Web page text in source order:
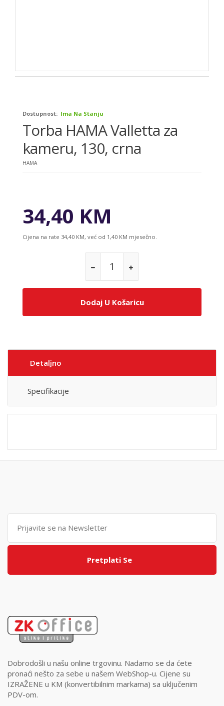
Dostupnost: Ima Na Stanju
Torba HAMA Valletta za
kameru, 130, crna
HAMA
34,40 KM
Cijena na rate 34,40 KM, već od 1,40 KM mjesečno.
Dodaj U Košaricu
Detaljno
Specifikacije
Pretplati Se
Dobrodošli u našu online trgovinu. Nadamo se da ćete
pronaći nešto za sebe u našem WebShop-u. Cijene su
IZRAŽENE u KM (konvertibilnim markama) sa uključenim
PDV-om.